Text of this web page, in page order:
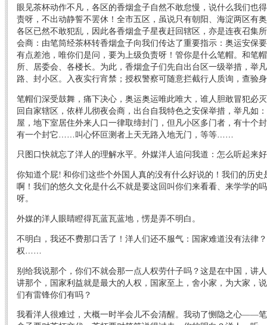
眼见茶杯动作不凡，各区的香烟盒子自然不敢怠慢，说什么我们也
责呀，不出动静誓不罢休！全市五区，虽说只有朝阳、海淀两区有
各区已然不敢犯乱，因此各香烟盒子星夜赶回辖区，亦是连夜召集
会商：由笔筒经茶杯转香烟盒子向我们传达了重要指示：奥运安保
有点差池，唯你们是问，要为上级负责呀！管你是什么笔帽。和笔
所、居委会、各楼长。为此，香烟盒子们先自出台区一级举措，举
路、封小区。入夜实行宵禁；授权警察可随意拦截行人质询，查
笔帽们深受鼓舞，痛下决心，奥运奥运唯此唯大，谁人胆敢冒犯必
回自家辖区，依样儿彻夜会商，出台自我特色之安保举措，举凡如
屋，地下室居住外来人口一律取缔封门，但凡小区多门者，有十个
有一个封它……叫心怀叵测者上天无路入地无门，等等……
只图口快就忘了洋人的理解水平。外媒洋人追问我道：怎么听起来
你知道个屁! 和你们这些个外国人真的没有什么好说的！我们的历
啊！我们的悠久文化是什么不就是要这回叫你们来看看、来学学的
呀。
外媒的洋人眼睛瞪得瓦蓝瓦蓝地，愣是弄不明白。
不明白，我还不费那口舌了！洋人们还不服气：国家难道没有法律
权……
别给我说那个，你们不就会那一点人权劳什子吗？这是在中国，讲
讲那个，国家利益就是最大的人权，国家至上，舍小家，为大家，
们有雷锋你们有吗？
我看洋人很难过，大概一时半会儿不会清醒。我动了恻隐之心——